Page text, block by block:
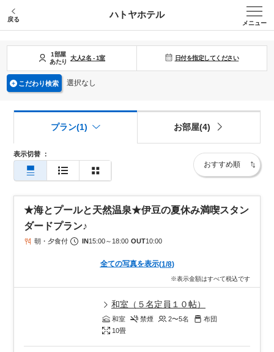
戻る ハトヤホテル
メニュー
1部屋
あたり
大人2名 -1室 日付を指定してください
こだわり検索 選択なし
表示切替 ：
プラン(1) お部屋(4)
★海とプールと天然温泉★伊豆の夏休み満喫スタン
ダードプラン♪
朝・夕食付 IN15:00～ 18:00 OUT10:00
全ての写真を表示(1/8)
※表示金額はすべて税込です
和室（５名定員１０帖）
和室 禁煙 2〜5名
布団
10畳